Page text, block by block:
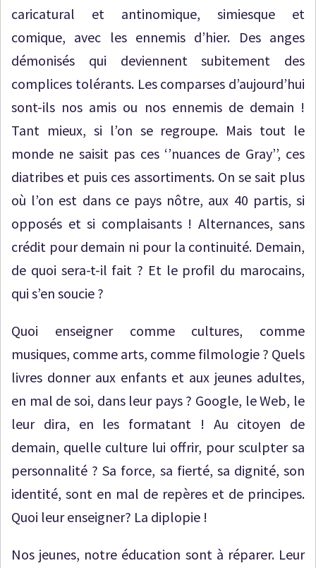
caricatural et antinomique, simiesque et
comique, avec les ennemis d’hier. Des anges
démonisés qui deviennent subitement des
complices tolérants. Les comparses d’aujourd’hui
sont-ils nos amis ou nos ennemis de demain !
Tant mieux, si l’on se regroupe. Mais tout le
monde ne saisit pas ces ‘’nuances de Gray’’, ces
diatribes et puis ces assortiments. On se sait plus
où l’on est dans ce pays nôtre, aux 40 partis, si
opposés et si complaisants ! Alternances, sans
crédit pour demain ni pour la continuité. Demain,
de quoi sera-t-il fait ? Et le profil du marocains,
qui s’en soucie ?
Quoi enseigner comme cultures, comme
musiques, comme arts, comme filmologie ? Quels
livres donner aux enfants et aux jeunes adultes,
en mal de soi, dans leur pays ? Google, le Web, le
leur dira, en les formatant ! Au citoyen de
demain, quelle culture lui offrir, pour sculpter sa
personnalité ? Sa force, sa fierté, sa dignité, son
identité, sont en mal de repères et de principes.
Quoi leur enseigner? La diplopie !
Nos jeunes, notre éducation sont à réparer. Leur